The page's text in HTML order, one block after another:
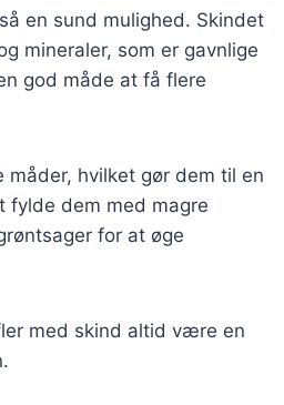
en sund mulighed. Skindet
mineraler, som er gavnlige
god måde at få flere
hvilket gør dem til en
fylde dem med magre
for at øge
med skind altid være en